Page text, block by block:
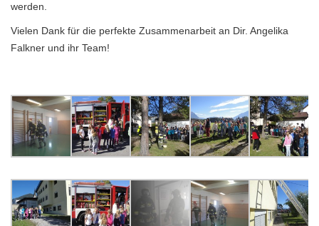
werden.
Vielen Dank für die perfekte Zusammenarbeit an Dir. Angelika
Falkner und ihr Team!